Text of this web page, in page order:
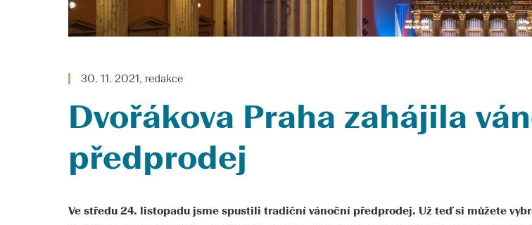
30. 11. 2021, redakce
Dvořákova Praha zahájila
předprodej
Ve středu 24. listopadu jsme spustili tradiční vánoční předprodej. Už teď si můžete